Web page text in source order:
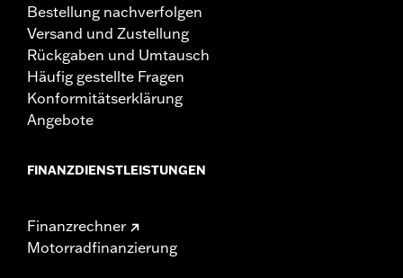
Bestellung nachverfolgen
Versand und Zustellung
Rückgaben und Umtausch
Häufig gestellte Fragen
Konformitätserklärung
Angebote
FINANZDIENSTLEISTUNGEN
Finanzrechner
Motorradfinanzierung